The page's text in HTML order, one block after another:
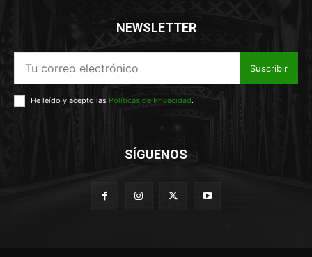
NEWSLETTER
Suscribir
He leído y acepto las Políticas de Privacidad.
SÍGUENOS